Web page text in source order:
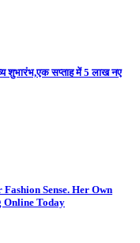
शुभारंभ,एक सप्ताह में 5 लाख नए
Sense. Her Own
Online Today